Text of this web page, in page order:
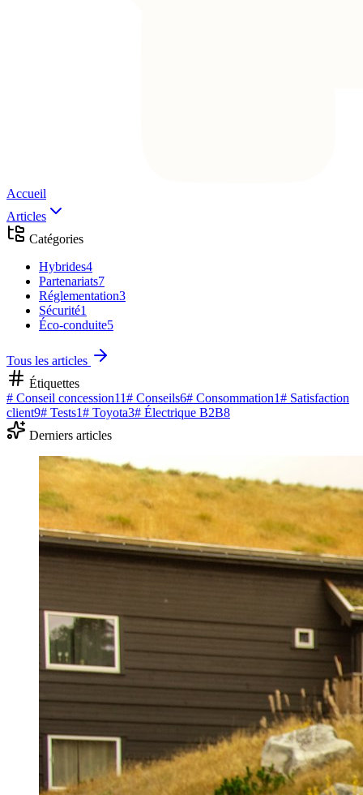
Accueil
Articles
Catégories
Hybrides4
Partenariats7
Réglementation3
Sécurité1
Éco-conduite5
Tous les articles
Étiquettes
# Conseil concession11# Conseils6# Consommation1# Satisfaction
client9# Tests1# Toyota3# Électrique B2B8
Derniers articles